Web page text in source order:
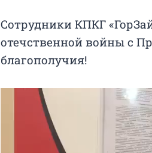
Сотрудники КПКГ
отечственной войны с
благополучия!